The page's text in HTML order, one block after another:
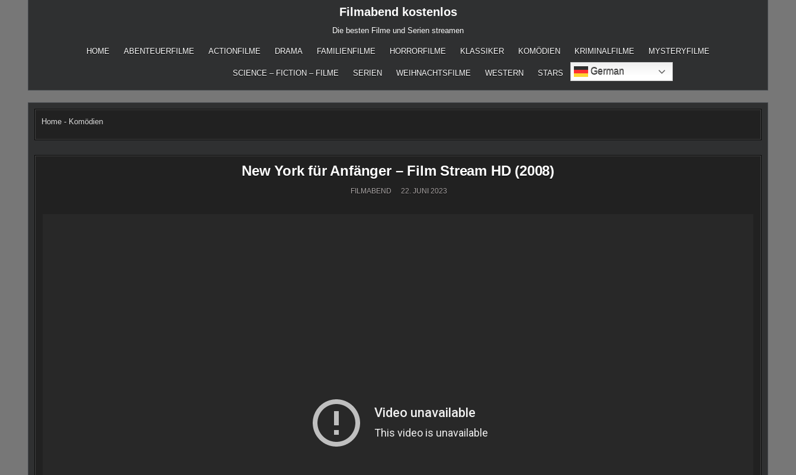
Filmabend kostenlos
Die besten Filme und Serien streamen
HOME ABENTEUERFILME ACTIONFILME DRAMA FAMILIENFILME HORRORFILME KLASSIKER KOMÖDIEN KRIMINALFILME MYSTERYFILME
SCIENCE – FICTION – FILME SERIEN WEIHNACHTSFILME WESTERN STARS German
Home - Komödien
New York für Anfänger – Film Stream HD (2008)
FILMABEND 22. JUNI 2023